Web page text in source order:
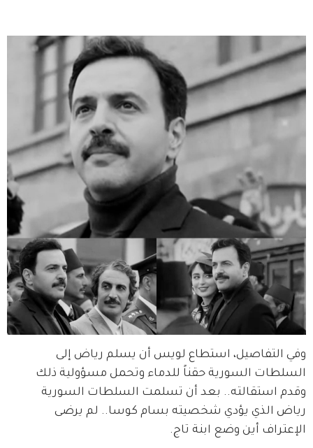
وفي التفاصيل، استطاع لويس أن يسلم رياض إلى
السلطات السورية حقناً للدماء وتحمل مسؤولية ذلك
وقدم استقالته.. بعد أن تسلمت السلطات السورية
رياض الذي يؤدي شخصيته بسام كوسا.. لم يرضى
الإعتراف أين وضع ابنة تاج.